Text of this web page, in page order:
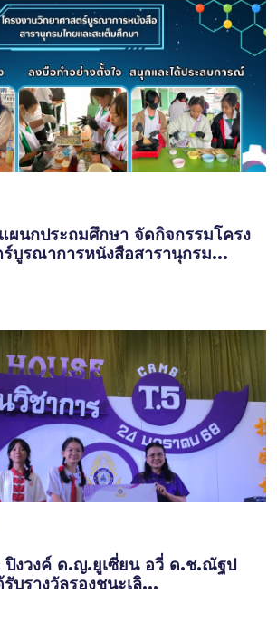
ผนกประถมศึกษา จัดกิจกรรมโครง
ร์บูรณาการหนังสือสารานุกรม...
งวงค์ ด.ญ.ยูเซี่ยน อวี่ ด.ช.ณัฐป
บรางวัลรองชนะเลิ...